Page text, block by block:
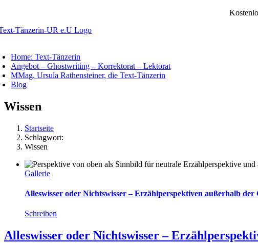
springen
Home: Text-Tänzerin
Angebot – Ghostwriting – Korrektorat – Lektorat
MMag. Ursula Rathensteiner, die Text-Tänzerin
Blog
Wissen
Startseite
Schlagwort:
Wissen
Gallerie
Alleswisser oder Nichtswisser – Erzählperspektiven außerhalb der
Schreiben
Alleswisser oder Nichtswisser –